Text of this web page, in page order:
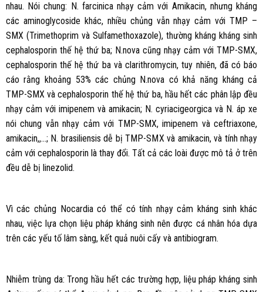
nhau. Nói chung: N. farcinica nhạy cảm với Amikacin, nhưng kháng
các aminoglycoside khác, nhiều chủng vẫn nhạy cảm với TMP –
SMX (Trimethoprim và Sulfamethoxazole), thường kháng kháng sinh
cephalosporin thế hệ thứ ba; N.nova cũng nhạy cảm với TMP-SMX,
cephalosporin thế hệ thứ ba và clarithromycin, tuy nhiên, đã có báo
cáo rằng khoảng 53% các chủng N.nova có khả năng kháng cả
TMP-SMX và cephalosporin thế hệ thứ ba, hầu hết các phân lập đều
nhạy cảm với imipenem và amikacin; N. cyriacigeorgica và N. áp xe
nói chung vẫn nhạy cảm với TMP-SMX, imipenem và ceftriaxone,
amikacin,,…; N. brasiliensis dễ bị TMP-SMX và amikacin, và tính nhạy
cảm với cephalosporin là thay đổi. Tất cả các loài được mô tả ở trên
đều dễ bị linezolid.
Vì các chủng Nocardia có thể có tính nhạy cảm kháng sinh khác
nhau, việc lựa chọn liệu pháp kháng sinh nên được cá nhân hóa dựa
trên các yếu tố lâm sàng, kết quả nuôi cấy và antibiogram.
Nhiễm trùng da: Trong hầu hết các trường hợp, liệu pháp kháng sinh